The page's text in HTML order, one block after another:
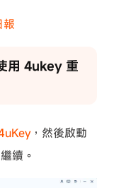
用 4ukey 重
，然後啟動
續。